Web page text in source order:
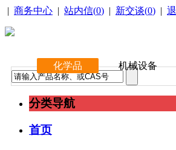
| 商务中心 | 站内信(0) | 新交谈(0) |
化学品 机械设备
分类导航
首页